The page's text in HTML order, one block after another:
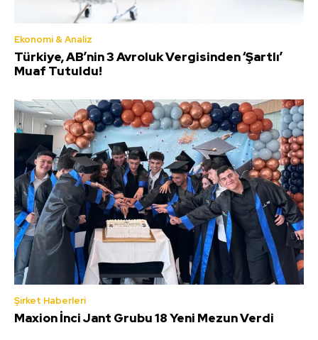
Ekonomi & Analiz
Türkiye, AB’nin 3 Avroluk Vergisinden ‘Şartlı’
Muaf Tutuldu!
Şirket Haberleri
Maxion İnci Jant Grubu 18 Yeni Mezun Verdi